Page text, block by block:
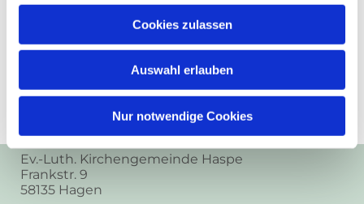
Cookies zulassen
Auswahl erlauben
Nur notwendige Cookies
Ev.-Luth. Kirchengemeinde Haspe
Frankstr. 9
58135 Hagen